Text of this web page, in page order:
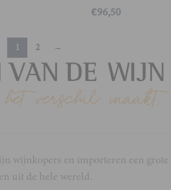
€96,50
1 2 →
wijnkopers en importeren een grote
uit de hele wereld.